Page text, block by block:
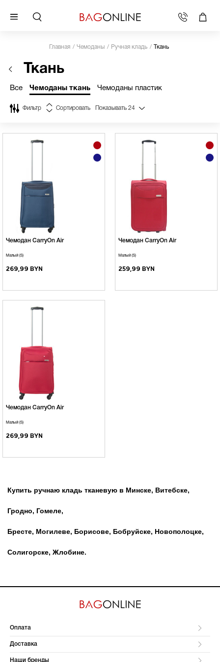
Главная Чемоданы Ручная кладь Ткань
Ткань
Все Чемоданы ткань Чемоданы пластик
Фильтр Сортировать Показывать 24
Чемодан CarryOn Air
Малый (S)
269,99 BYN
Чемодан CarryOn Air
Малый (S)
259,99 BYN
Чемодан CarryOn Air
Малый (S)
269,99 BYN
Купить ручнаю кладь тканевую в Минске, Витебске,
Гродно, Гомеле,
Бресте, Могилеве, Борисове, Бобруйске, Новополоцке,
Солигорске, Жлобине.
Оплата
Доставка
Наши бренды